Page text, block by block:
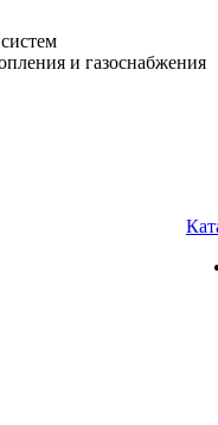
и газоснабжения